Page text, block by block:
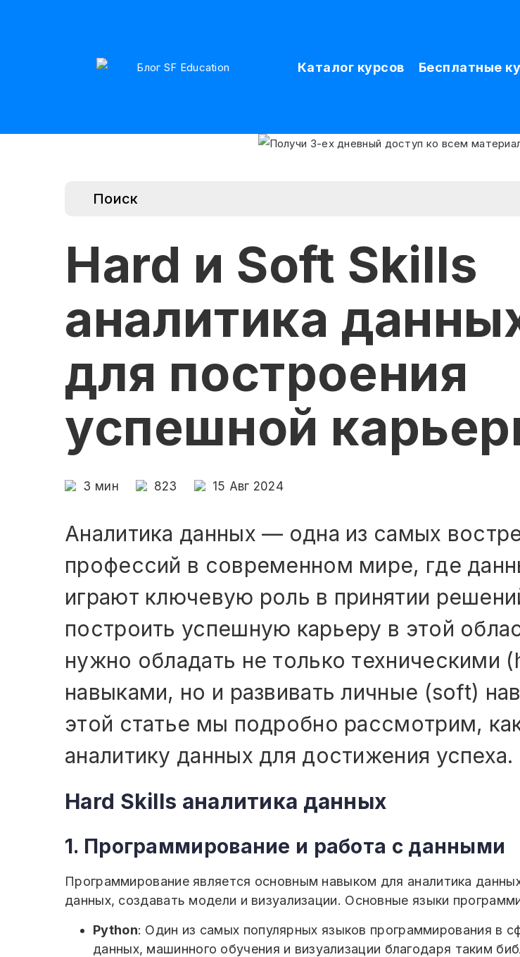
Каталог курсов Бесплатные
Hard и Soft Skills
аналитика
для построения
успешной
3 мин 823 15 Авг 2024
Аналитика данных — одна из самых
профессий в современном мире, где
играют ключевую роль в принятии
построить успешную карьеру в этой
нужно обладать не только техническими
навыками, но и развивать личные (soft)
этой статье мы подробно рассмотрим,
аналитику данных для достижения успеха.
Hard Skills аналитика данных
1. Программирование и работа с данными
Программирование является основным навыком для аналитика
данных, создавать модели и визуализации. Основные языки
Python: Один из самых популярных языков программирования в
данных, машинного обучения и визуализации благодаря таким